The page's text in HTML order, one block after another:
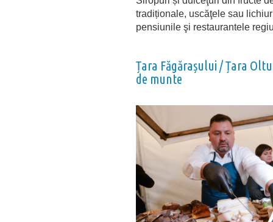
tradiționale, uscăţele sau
pensiunile şi restaurantele
Țara Făgărașului / Țara
de munte